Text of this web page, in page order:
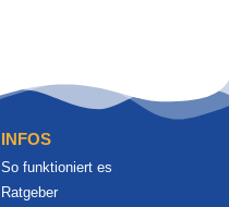
INFOS
So funktioniert es
Ratgeber